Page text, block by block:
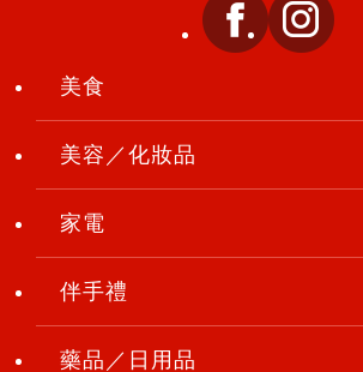
美食
美容／化妝品
家電
伴手禮
藥品／日用品